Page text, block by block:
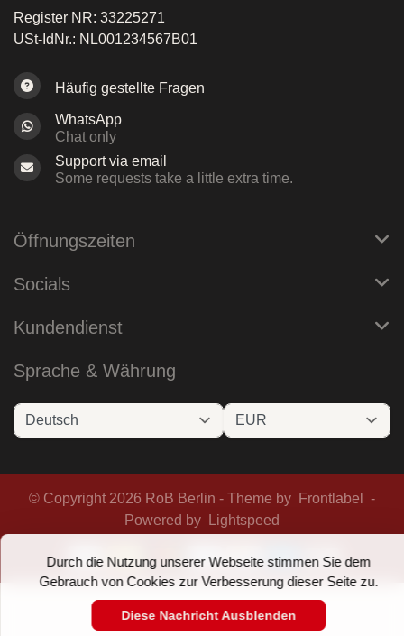
Durch die Nutzung unserer Webseite stimmen Sie dem
Gebrauch von Cookies zur Verbesserung dieser Seite zu.
Diese Nachricht Ausblenden
Register NR: 33225271
USt-IdNr.: NL001234567B01
Häufig gestellte Fragen
WhatsApp
Chat only
Support via email
Some requests take a little extra time.
Öffnungszeiten
Socials
Kundendienst
Sprache & Währung
© Copyright 2026 RoB Berlin - Theme by Frontlabel
-
Powered by
Lightspeed